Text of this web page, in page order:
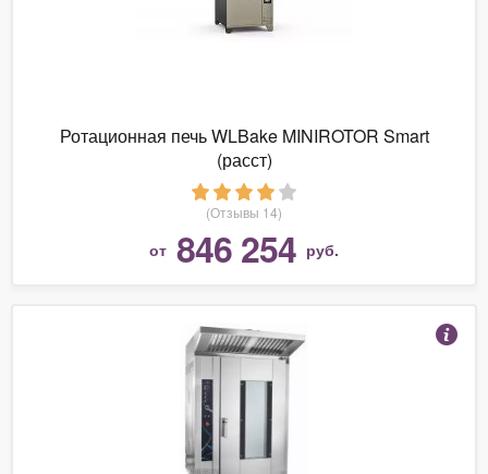
Ротационная печь WLBake MINIROTOR Smart
(расст)
(Отзывы 14)
от 846 254 руб.